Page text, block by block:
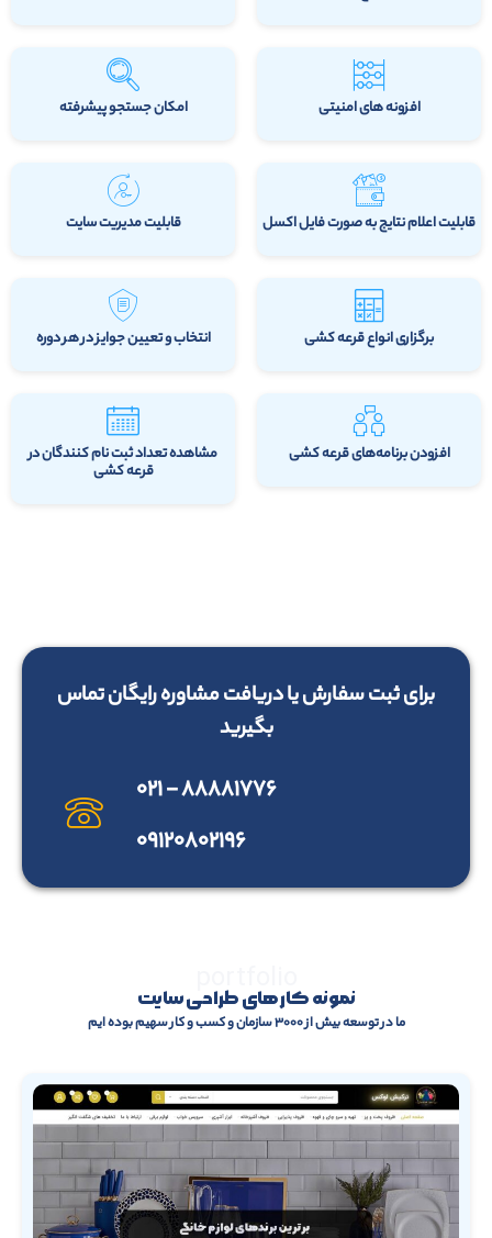
افزونه های امنیتی امکان جستجو پیشرفته
قابلیت اعلام نتایج به صورت فایل اکسل قابلیت مدیریت سایت
برگزاری انواع قرعه کشی انتخاب و تعیین جوایز در هر دوره
افزودن برنامه‌های قرعه کشی مشاهده تعداد ثبت نام کنندگان در
قرعه کشی
برای ثبت سفارش یا دریافت مشاوره رایگان تماس
بگیرید
۸۸۸۸۱۷۷۶ - ۰۲۱
۰۹۱۲۰۸۰۲۱۹۶
نمونه کار های طراحی سایت
ما در توسعه بیش از ۳۰۰۰ سازمان و کسب و کار سهیم بوده ایم